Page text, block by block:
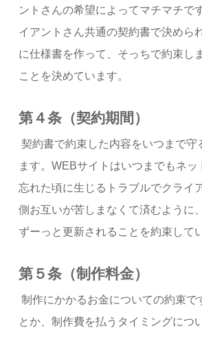
ントさんの希望によってマチマチで
イアントさん共通の契約書で決めら
に仕様書を作って、そっちで約束し
ことを決めています。
第４条（契約期間）
契約書で約束した内容をいつまで守
ます。WEBサイトはいつまでもネッ
忘れた頃に生じるトラブルでクライ
側お互いが苦しまなくて済むように
ずーっと更新されることを約束して
第５条（制作料金）
制作にかかるお金についての約束で
とか、制作費を払うタイミングにつ